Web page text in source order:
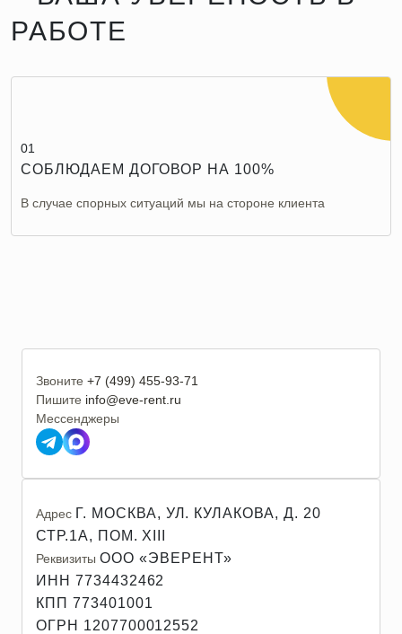
РАБОТЕ
01
СОБЛЮДАЕМ ДОГОВОР НА 100%
В случае спорных ситуаций мы на стороне клиента
Звоните +7 (499) 455-93-71
Пишите info@eve-rent.ru
Мессенджеры
Адрес Г. МОСКВА, УЛ. КУЛАКОВА, Д. 20
СТР.1А, ПОМ. XIII
Реквизиты ООО «ЭВЕРЕНТ»
ИНН 7734432462
КПП 773401001
ОГРН 1207700012552